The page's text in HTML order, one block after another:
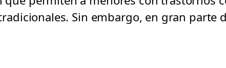
Sin embargo, en gran parte